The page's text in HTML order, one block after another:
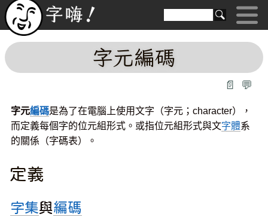
字元編碼
📄 💬
字元編碼是為了在電腦上使用文字（字元；character），
而定義每個字的位元組形式。或指位元組形式與文字體系
的關係（字碼表）。
定義
字集與編碼